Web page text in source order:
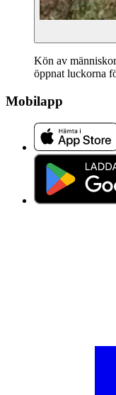
Kön av
öppnat luckorna
Mobilapp